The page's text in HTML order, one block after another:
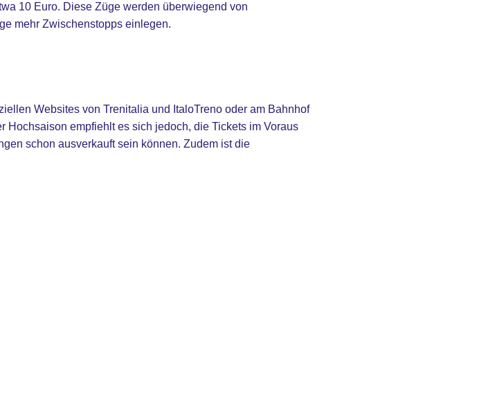
10 Euro. Diese Züge werden überwiegend von
mehr Zwischenstopps einlegen.
Websites von Trenitalia und ItaloTreno oder am Bahnhof
Hochsaison empfiehlt es sich jedoch, die Tickets im Voraus
schon ausverkauft sein können. Zudem ist die